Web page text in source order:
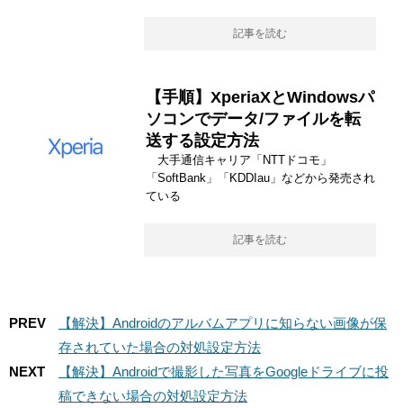
記事を読む
【手順】XperiaXとWindowsパ
ソコンでデータ/ファイルを転
送する設定方法
大手通信キャリア「NTTドコモ」
「SoftBank」「KDDIau」などから発売され
ている
記事を読む
PREV
【解決】Androidのアルバムアプリに知らない画像が保
存されていた場合の対処設定方法
NEXT
【解決】Androidで撮影した写真をGoogleドライブに投
稿できない場合の対処設定方法